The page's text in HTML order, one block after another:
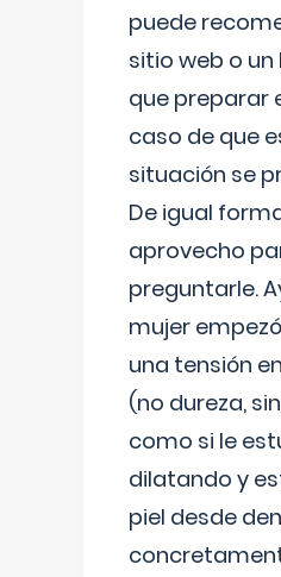
puede
sitio web o un
que preparar
caso de que
situación se
De igual
aprovecho
preguntarle.
mujer
una tensión
(no dureza,
como si le
dilatando y
piel desde